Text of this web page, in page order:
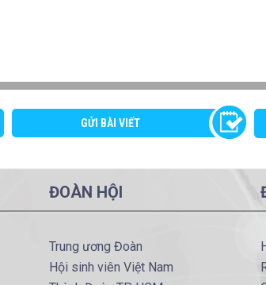
GỬI BÀI VIẾT
ĐOÀN HỘI
Trung ương Đoàn
Hội sinh viên Việt Nam